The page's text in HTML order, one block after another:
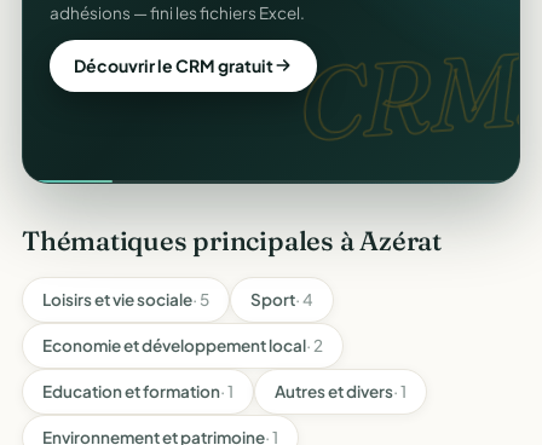
CRM.
adhésions — fini les fichiers Excel.
Découvrir le CRM gratuit
Thématiques principales à Azérat
Loisirs et vie sociale· 5 Sport· 4
Economie et développement local· 2
Education et formation· 1 Autres et divers· 1
Environnement et patrimoine· 1